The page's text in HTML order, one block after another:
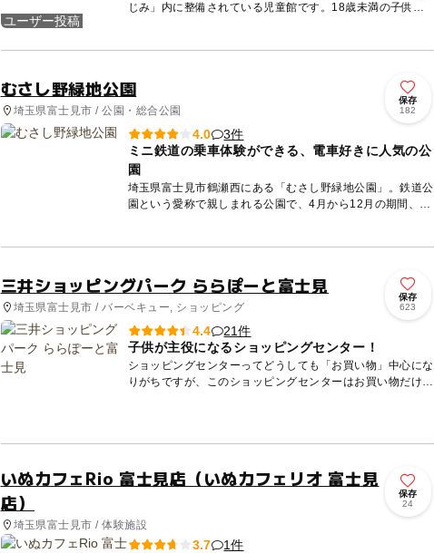
ユーザー投稿
じみ」内に整備されている児童館です。18歳未満の子供た
むさし野緑地公園
埼玉県富士見市 / 公園・総合公園
保存
182
4.0
3件
ミニ鉄道の乗車体験ができる、電車好きに人気の公
園
埼玉県富士見市鶴瀬西にある「むさし野緑地公園」。鉄道公
園という愛称で親しまれる公園で、4月から12月の期間、ミ
三井ショッピングパーク ららぽーと富士見
埼玉県富士見市 / バーベキュー, ショッピング
保存
623
4.4
21件
子供が主役になるショッピングセンター！
ショッピングセンターってどうしても「お買い物」中心にな
りがちですが、このショッピングセンターはお買い物だけじ
いぬカフェRio 富士見店（いぬカフェリオ 富士見
店）
埼玉県富士見市 / 体験施設
保存
24
3.7 1件